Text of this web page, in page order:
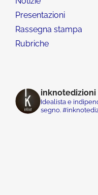
Presentazioni
Rassegna stampa
Rubriche
inknotedizioni
Idealista e
segno.